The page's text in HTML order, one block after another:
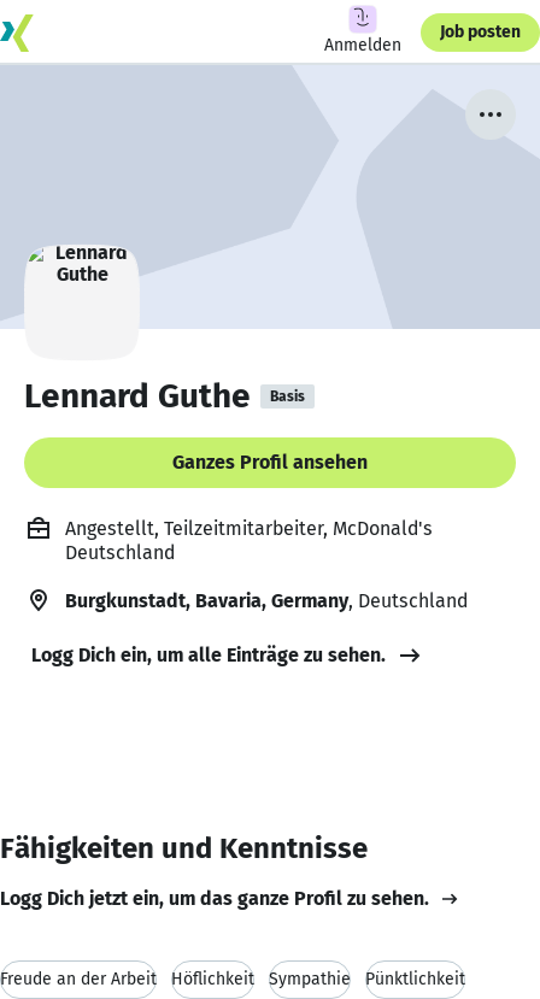
Anmelden
Job posten
Lennard Guthe Basis
Ganzes Profil ansehen
Angestellt, Teilzeitmitarbeiter, McDonald's
Deutschland
Burgkunstadt, Bavaria, Germany, Deutschland
Logg Dich ein, um alle Einträge zu sehen.
Fähigkeiten und Kenntnisse
Logg Dich jetzt ein, um das ganze Profil zu sehen.
Freude an der Arbeit Höflichkeit Sympathie Pünktlichkeit